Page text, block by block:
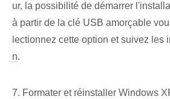
ur, la possibilité de démarrer
à partir de la clé USB amorçable
lectionnez cette option et suivez les
n.
7. Formater et réinstaller Windows